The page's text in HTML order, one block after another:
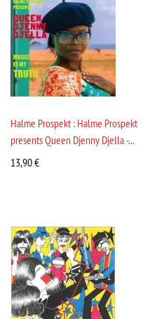
Halme Prospekt : Halme Prospekt
presents Queen Djenny Djella -...
13,90€